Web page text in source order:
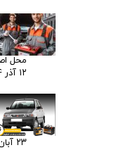
محل
۱۲ آذر ۰۴
۲۳ آبان ۰۴